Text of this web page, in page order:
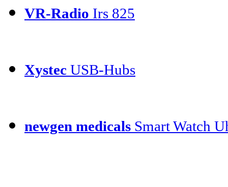
VR-Radio Irs 825
Xystec USB-Hubs
newgen medicals Smart Watch